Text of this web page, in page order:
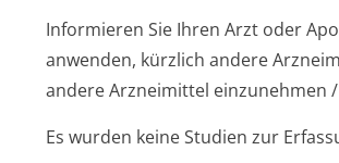
Informieren Sie Ihren Arzt oder
anwenden, kürzlich andere
andere Arzneimittel einzunehmen
Es wurden keine Studien zur